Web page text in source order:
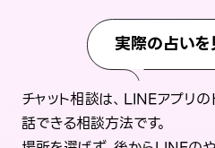
実際の占いを
チャット相談は、LINEアプリ
話できる相談方法です。